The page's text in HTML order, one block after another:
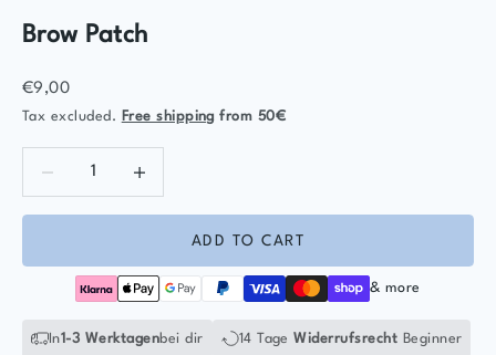
Brow Patch
Sale price
€9,00
Tax excluded. Free shippingfrom 50€
Decrease quantity
ADD TO CART
& more
In1-3 Werktagenbei dir 14 TageWiderrufsrecht Beginner